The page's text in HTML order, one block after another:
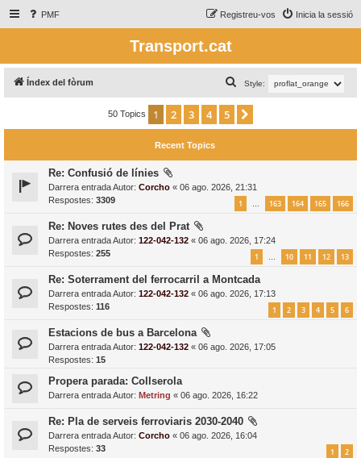
PMF Inicia la sessió
Registreu-vos
Transport.cat
Índex del fòrum Style:
e
a
50 Topics 1 2 3 4 5
Recent Topics
Re: Confusió de línies
Darrera entrada Autor: Corcho « 06 ago. 2026, 21:31
Respostes: 3309 1 … 163 164 165 166
Re: Noves rutes des del Prat
Darrera entrada Autor: 122-042-132 « 06 ago. 2026, 17:24
Respostes: 255 1 … 10 11 12 13
Re: Soterrament del ferrocarril a Montcada
Darrera entrada Autor: 122-042-132 « 06 ago. 2026, 17:13
Respostes: 116 1 2 3 4 5 6
Estacions de bus a Barcelona
Darrera entrada Autor: 122-042-132 « 06 ago. 2026, 17:05
Respostes: 15
Propera parada: Collserola
Darrera entrada Autor: Metring « 06 ago. 2026, 16:22
Re: Pla de serveis ferroviaris 2030-2040
Darrera entrada Autor: Corcho « 06 ago. 2026, 16:04
Respostes: 33 1 2